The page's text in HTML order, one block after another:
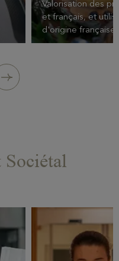
Valorisation des
et français, et
d'origine française.
Sociétal